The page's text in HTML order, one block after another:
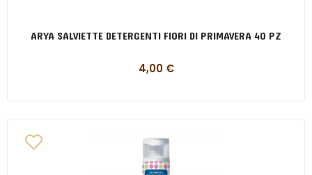
ARYA SALVIETTE DETERGENTI FIORI DI PRIMAVERA 40 PZ
4,00 €